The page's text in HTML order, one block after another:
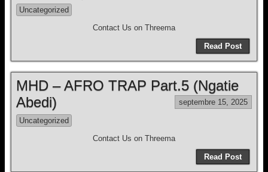
Uncategorized
Contact Us on Threema
Read Post
MHD – AFRO TRAP Part.5 (Ngatie
Abedi)
septembre 15, 2025
Uncategorized
Contact Us on Threema
Read Post